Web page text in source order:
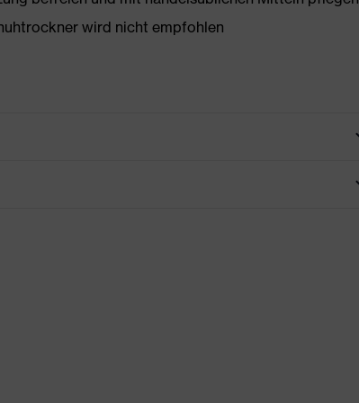
wird nicht empfohlen